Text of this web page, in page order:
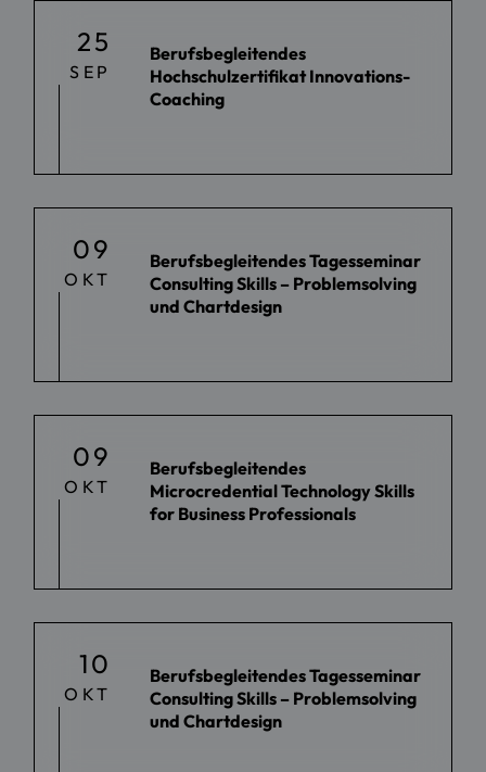
25
SEP
Berufsbegleitendes
Hochschulzertifikat Innovations-
Coaching
09
OKT
Berufsbegleitendes Tagesseminar
Consulting Skills – Problemsolving
und Chartdesign
09
OKT
Berufsbegleitendes
Microcredential Technology Skills
for Business Professionals
10
OKT
Berufsbegleitendes Tagesseminar
Consulting Skills – Problemsolving
und Chartdesign